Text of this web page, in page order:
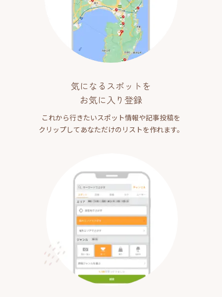
気になるスポットを
お気に入り登録
これから行きたいスポット情報や記事投稿を
クリップしてあなただけのリストを作れます。